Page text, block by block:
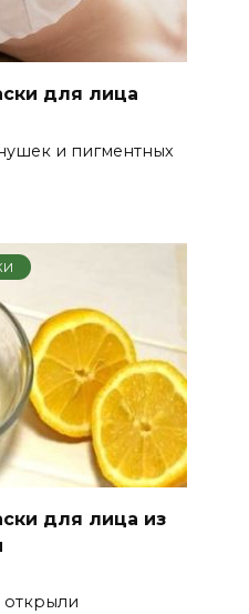
для лица
и пигментных
для лица из